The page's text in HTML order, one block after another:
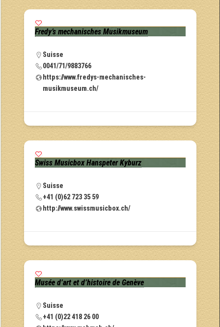
Fredy’s mechanisches Musikmuseum
Suisse
0041/71/9883766
https://www.fredys-mechanisches-
musikmuseum.ch/
Swiss Musicbox Hanspeter Kyburz
Suisse
+41 (0)62 723 35 59
http://www.swissmusicbox.ch/
Musée d’art et d’histoire de Genève
Suisse
+41 (0)22 418 26 00